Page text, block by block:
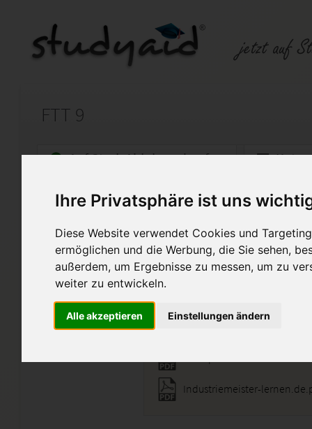
Ihre Privatsphäre ist uns
Diese Website verwendet Cookies und
ermöglichen und die Werbung, die Sie sehen,
außerdem, um Ergebnisse zu messen, um zu
weiter zu entwickeln.
Alle akzeptieren Einstellungen ändern
FTT 9
Auf StudyAid.de verkaufen
Startseite Handwerk
Fertigungstechnik
Die Lösungen wurden alle gut
Industriemeister-